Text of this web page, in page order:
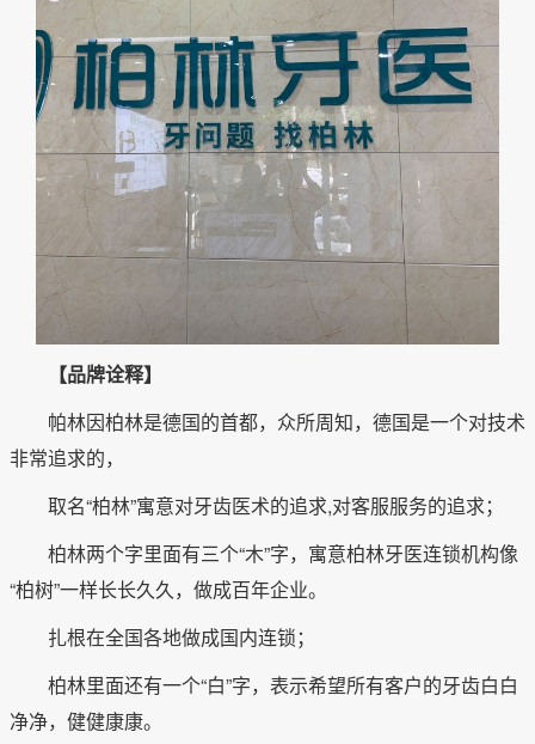
【品牌诠释】
帕林因柏林是德国的首都，众所周知，德国是一个对技术
非常追求的，
取名“柏林”寓意对牙齿医术的追求,对客服服务的追求；
柏林两个字里面有三个“木”字，寓意柏林牙医连锁机构像
“柏树”一样长长久久，做成百年企业。
扎根在全国各地做成国内连锁；
柏林里面还有一个“白”字，表示希望所有客户的牙齿白白
净净，健健康康。